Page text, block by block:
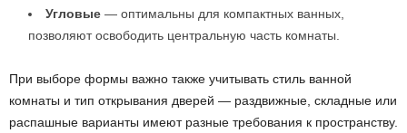
Угловые — оптимальны для компактных ванных,
позволяют освободить центральную часть комнаты.
При выборе формы важно также учитывать стиль ванной
комнаты и тип открывания дверей — раздвижные, складные или
распашные варианты имеют разные требования к пространству.